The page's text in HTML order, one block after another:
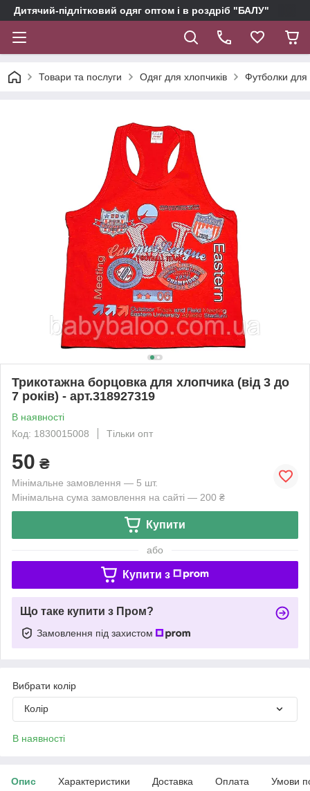
Дитячий-підлітковий одяг оптом і в роздріб "БАЛУ"
Товари та послуги Одяг для хлопчиків Футболки для
Трикотажна борцовка для хлопчика (від 3 до
7 років) - арт.318927319
В наявності
Код: 1830015008
Тільки опт
50 ₴
Мінімальне замовлення — 5 шт.
Мінімальна сума замовлення на сайті — 200 ₴
Купити
або
Купити з
Що таке купити з Пром?
Замовлення під захистом
Вибрати колір
Колір
В наявності
Опис Характеристики Доставка Оплата Умови